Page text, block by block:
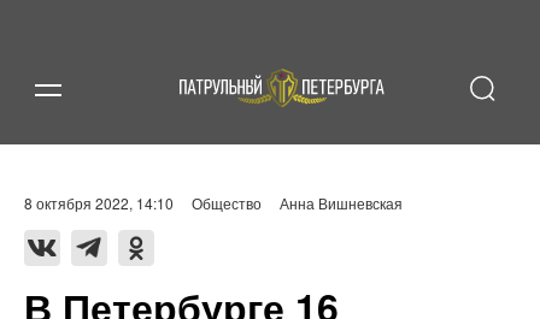
8 октября 2022, 14:10 Общество Анна Вишневская
В Петербурге 16